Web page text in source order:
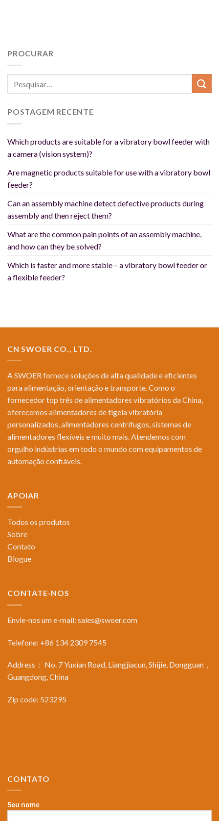
PROCURAR
POSTAGEM RECENTE
Which products are suitable for a vibratory bowl feeder with
a camera (vision system)?
Are magnetic products suitable for use with a vibratory bowl
feeder?
Can an assembly machine detect defective products during
assembly and then reject them?
What are the common pain points of an assembly machine,
and how can they be solved?
Which is faster and more stable – a vibratory bowl feeder or
a flexible feeder?
CN SWOER CO., LTD.
A SWOER fornece soluções de alta qualidade e eficientes
para alimentação, orientação e transporte. Como o
fornecedor top três de alimentadores vibratórios da China,
oferecemos alimentadores de tigela vibratória
personalizados, alimentadores centrífugos, sistemas de
alimentadores flexíveis e muito mais. Atendemos com
orgulho indústrias em todo o mundo com equipamentos de
automação confiáveis.
APOIAR
Todos os produtos
Sobre
Contato
Blogue
CONTATE-NOS
Envie-nos um e-mail: sales@swoer.com
Telefone: +86 134 2309 7545
Address： No. 7 Yuxian Road, Liangjiacun, Shijie, Dongguan，
Guangdong, China
Zip code: 523295
CONTATO
Seu nome